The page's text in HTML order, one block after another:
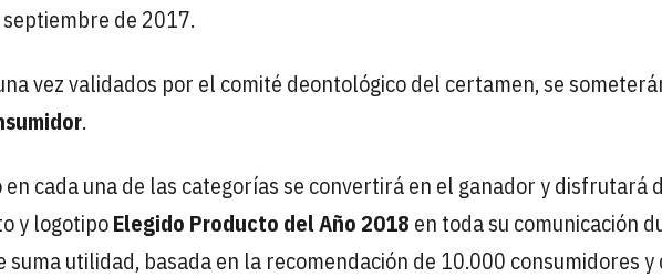
de 2017.
vez validados por el comité deontológico del certamen, se
.
cada una de las categorías se convertirá en el ganador y disfrutará
y logotipoElegido Producto del Año 2018 en toda su comunicación
suma utilidad, basada en la recomendación de 10.000 consumidores y